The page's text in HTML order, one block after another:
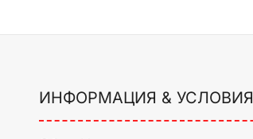
ИНФОРМАЦИЯ & УСЛОВИЯ